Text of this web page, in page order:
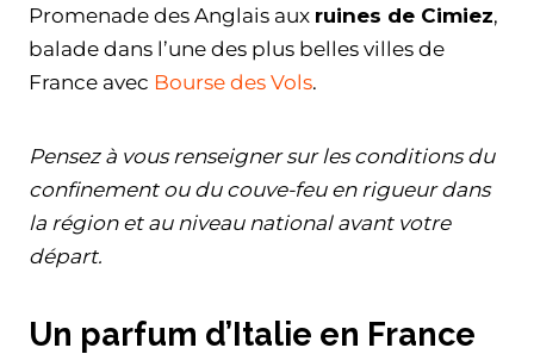
Promenade des Anglais aux ruines de Cimiez,
balade dans l’une des plus belles villes de
France avec Bourse des Vols.
Pensez à vous renseigner sur les conditions du
confinement ou du couve-feu en rigueur dans
la région et au niveau national avant votre
départ.
Un parfum d’Italie en France